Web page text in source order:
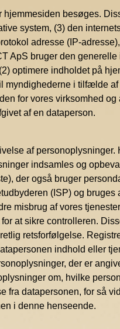
besøges.
system, (3) den
adresse (IP-
bruger den
optimere indholdet på
i tilfælde
for vores virksomhed
af en dataperson.
af
indsamles og
der også bruger
(ISP) og
misbrug af vores
at sikre controlleren.
retsforfølgelse.
indhold eller
der er
om, hvilke
datapersonen, for så
i denne henseende.